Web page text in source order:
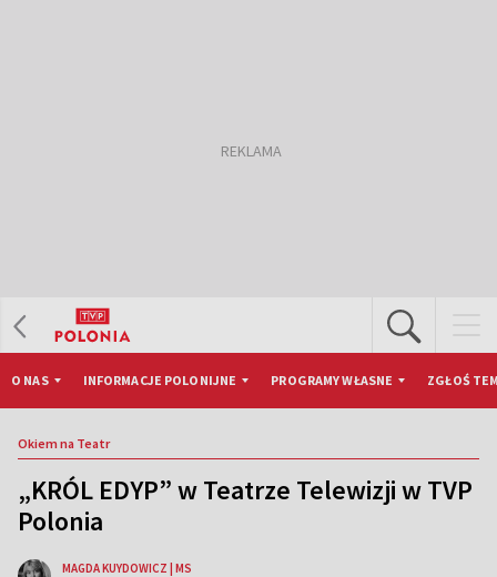
O NAS INFORMACJE POLONIJNE PROGRAMY WŁASNE ZGŁOŚ
Okiem na Teatr
„KRÓL EDYP” w Teatrze Telewizji w TVP
Polonia
MAGDA KUYDOWICZ | MS